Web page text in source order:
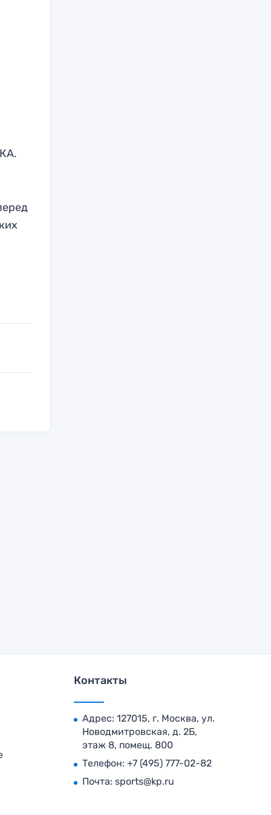
Контакты
Адрес: 127015, г. Москва, ул.
Новодмитровская, д. 2Б,
этаж 8, помещ. 800
Телефон: +7 (495) 777-02-82
Почта: sports@kp.ru